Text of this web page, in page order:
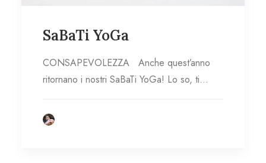
SaBaTi YoGa
CONSAPEVOLEZZA Anche quest’anno
ritornano i nostri SaBaTi YoGa! Lo so, ti…